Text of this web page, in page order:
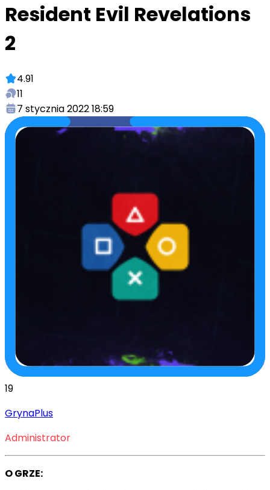
Resident Evil Revelations
2
4.91
11
7 stycznia 2022 18:59
19
GrynaPlus
Administrator
O GRZE: